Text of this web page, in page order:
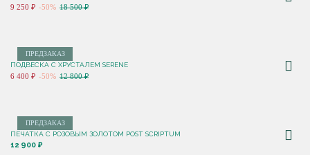
9 250 ₽ -50% 18 500 ₽
ПРЕДЗАКАЗ
ПОДВЕСКА С ХРУСТАЛЕМ SERENE
6 400 ₽ -50% 12 800 ₽
ПРЕДЗАКАЗ
ПЕЧАТКА С РОЗОВЫМ ЗОЛОТОМ POST SCRIPTUM
12 900 ₽